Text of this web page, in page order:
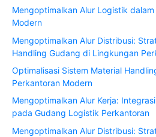
Mengoptimalkan Alur Logistik
Modern
Mengoptimalkan Alur Distribusi:
Handling Gudang di Lingkungan
Optimalisasi Sistem Material
Perkantoran Modern
Mengoptimalkan Alur Kerja:
pada Gudang Logistik Perkantoran
Mengoptimalkan Alur Distribusi: